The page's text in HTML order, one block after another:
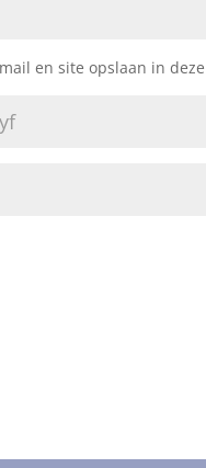
en site opslaan in